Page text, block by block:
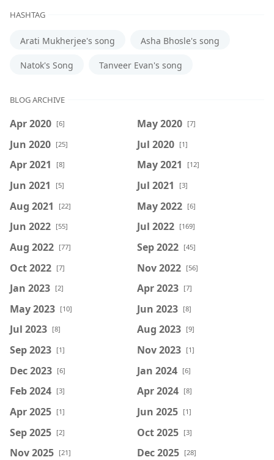
HASHTAG
Arati Mukherjee's song Asha Bhosle's song
Natok's Song Tanveer Evan's song
BLOG ARCHIVE
Apr 2020 [6] May 2020 [7]
Jun 2020 [25] Jul 2020 [1]
Apr 2021 [8] May 2021 [12]
Jun 2021 [5] Jul 2021 [3]
Aug 2021 [22] May 2022 [6]
Jun 2022 [55] Jul 2022 [169]
Aug 2022 [77] Sep 2022 [45]
Oct 2022 [7] Nov 2022 [56]
Jan 2023 [2] Apr 2023 [7]
May 2023 [10] Jun 2023 [8]
Jul 2023 [8] Aug 2023 [9]
Sep 2023 [1] Nov 2023 [1]
Dec 2023 [6] Jan 2024 [6]
Feb 2024 [3] Apr 2024 [8]
Apr 2025 [1] Jun 2025 [1]
Sep 2025 [2] Oct 2025 [3]
Nov 2025 [21] Dec 2025 [28]